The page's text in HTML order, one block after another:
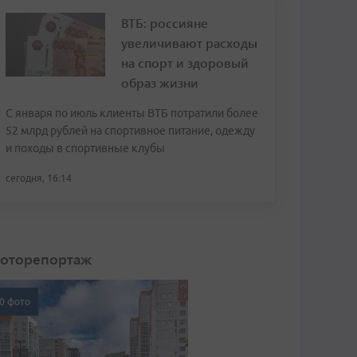
ВТБ: россияне
увеличивают расходы
на спорт и здоровый
образ жизни
С января по июль клиенты ВТБ потратили более
52 млрд рублей на спортивное питание, одежду
и походы в спортивные клубы
сегодня, 16:14
фото